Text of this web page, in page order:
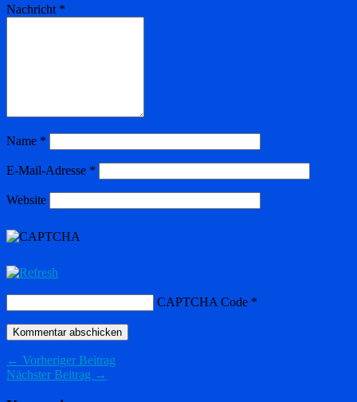
Nachricht *
Name *
E-Mail-Adresse *
Website
CAPTCHA Code *
← Vorheriger Beitrag
Nächster Beitrag →